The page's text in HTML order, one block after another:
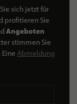
sich jetzt für
profitieren Sie
Angeboten
stimmen Sie
Eine Abmeldung